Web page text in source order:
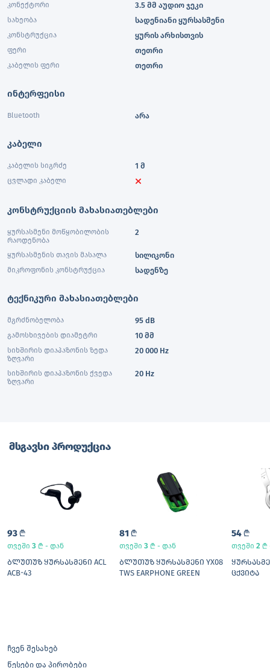
კონექტორი 3.5 მმ აუდიო ჯეკი
სახეობა სადენიანი ყურსასმენი
კონსტრუქცია ყურის არხისთვის
ფერი თეთრი
კაბელის ფერი თეთრი
ინტერფეისი
Bluetooth არა
კაბელი
კაბელის სიგრძე 1 მ
ცვლადი კაბელი
კონსტრუქციის მახასიათებლები
ყურსასმენი მოწყობილობის
რაოდენობა
2
ყურსასმენის თავის მასალა სილიკონი
მიკროფონის კონსტრუქცია სადენზე
ტექნიკური მახასიათებლები
მგრძნობელობა 95 dB
გამოსხივების დიამეტრი 10 მმ
სიხშირის დიაპაზონის ზედა
ზღვარი
20 000 Hz
სიხშირის დიაპაზონის ქვედა
ზღვარი
20 Hz
მსგავსი პროდუქცია
93 L
თვეში 3 L - დან
ᲑᲚᲣᲗᲣᲖ ᲧᲣᲠᲡᲐᲡᲛᲔᲜᲘ ACL
ACB-43
81 L
თვეში 3 L - დან
ᲑᲚᲣᲗᲣᲖ ᲧᲣᲠᲡᲐᲡᲛᲔᲜᲘ YX08
TWS EARPHONE GREEN
54 L
თვეში 2 L
ᲪᲥᲕᲘᲢᲐ
ჩვენ შესახებ
წესები და პირობები